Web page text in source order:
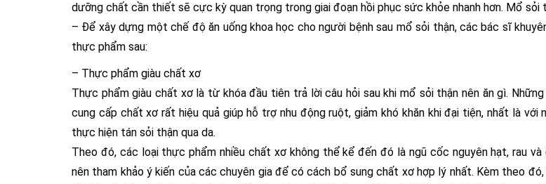
dưỡng chất cần thiết sẽ cực kỳ quan trọng trong giai đoạn hồi phục sức khỏe nhanh hơn. Mổ sỏi
– Để xây dựng một chế độ ăn uống khoa học cho người bệnh sau mổ sỏi thận, các bác sĩ
thực phẩm sau:
– Thực phẩm giàu chất xơ
Thực phẩm giàu chất xơ là từ khóa đầu tiên trả lời câu hỏi sau khi mổ sỏi thận nên ăn gì.
cung cấp chất xơ rất hiệu quả giúp hỗ trợ nhu động ruột, giảm khó khăn khi đại tiện, nhất là với
thực hiện tán sỏi thận qua da.
Theo đó, các loại thực phẩm nhiều chất xơ không thể kể đến đó là ngũ cốc nguyên hạt, rau và
nên tham khảo ý kiến của các chuyên gia để có cách bổ sung chất xơ hợp lý nhất. Kèm theo